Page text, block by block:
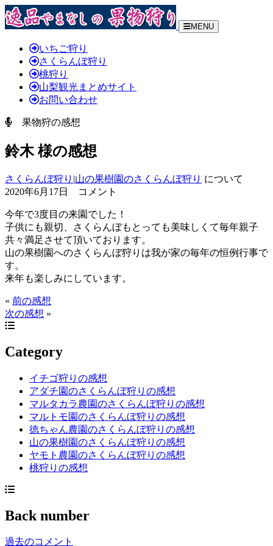
MENU
いちご狩り
さくらんぼ狩り
桃狩り
山梨観光まとめサイト
お問い合わせ
果物狩の感想
鈴木 様の感想
さくらんぼ狩り |山の果樹園のさくらんぼ狩り について
2020年6月17日 コメント
今年で3度目の来園でした！
子供にも親切、さくらんぼもとっても美味しくて毎年親子
共々満足させて頂いております。
山の果樹園へのさくらんぼ狩りは我が家の毎年の恒例行事で
す。
来年も楽しみにしています。
« 前の感想
次の感想 »
Category
イチゴ狩りの感想
アダチ園のさくらんぼ狩りの感想
マルタカラ農園のさくらんぼ狩りの感想
マルトモ園のさくらんぼ狩りの感想
徳ちゃん農園のさくらんぼ狩りの感想
山の果樹園のさくらんぼ狩りの感想
ヤモト農園のさくらんぼ狩りの感想
桃狩りの感想
Back number
過去のコメント